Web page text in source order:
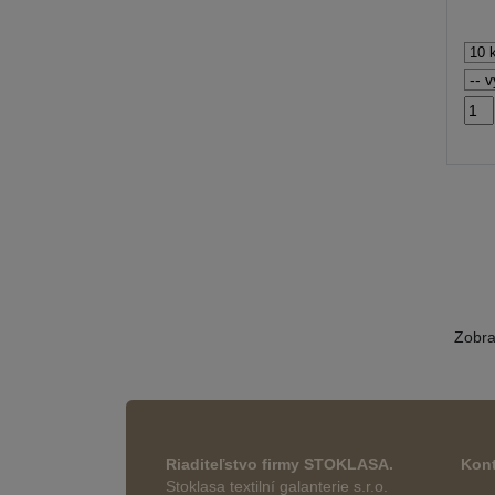
Riaditeľstvo firmy STOKLASA.
Stoklasa textilní galanterie s.r.o.